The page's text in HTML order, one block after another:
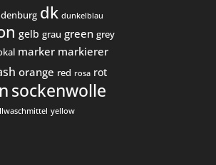
dk dunkelblau
gelb grau green grey
marker markierer
orange red rosa rot
sockenwolle
yellow